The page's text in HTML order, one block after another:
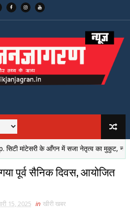
मांटेसरी के आँगन में सजा नेतृत्व का मुकुट, नई पीढ़ी
पूर्व सैनिक दिवस, आयोजित
15, 2025 in खीरी खबर